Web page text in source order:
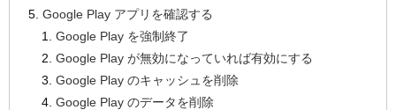
Google Play アプリを確認する
Google Play を強制終了
Google Play が無効になっていれば有効にする
Google Play のキャッシュを削除
Google Play のデータを削除